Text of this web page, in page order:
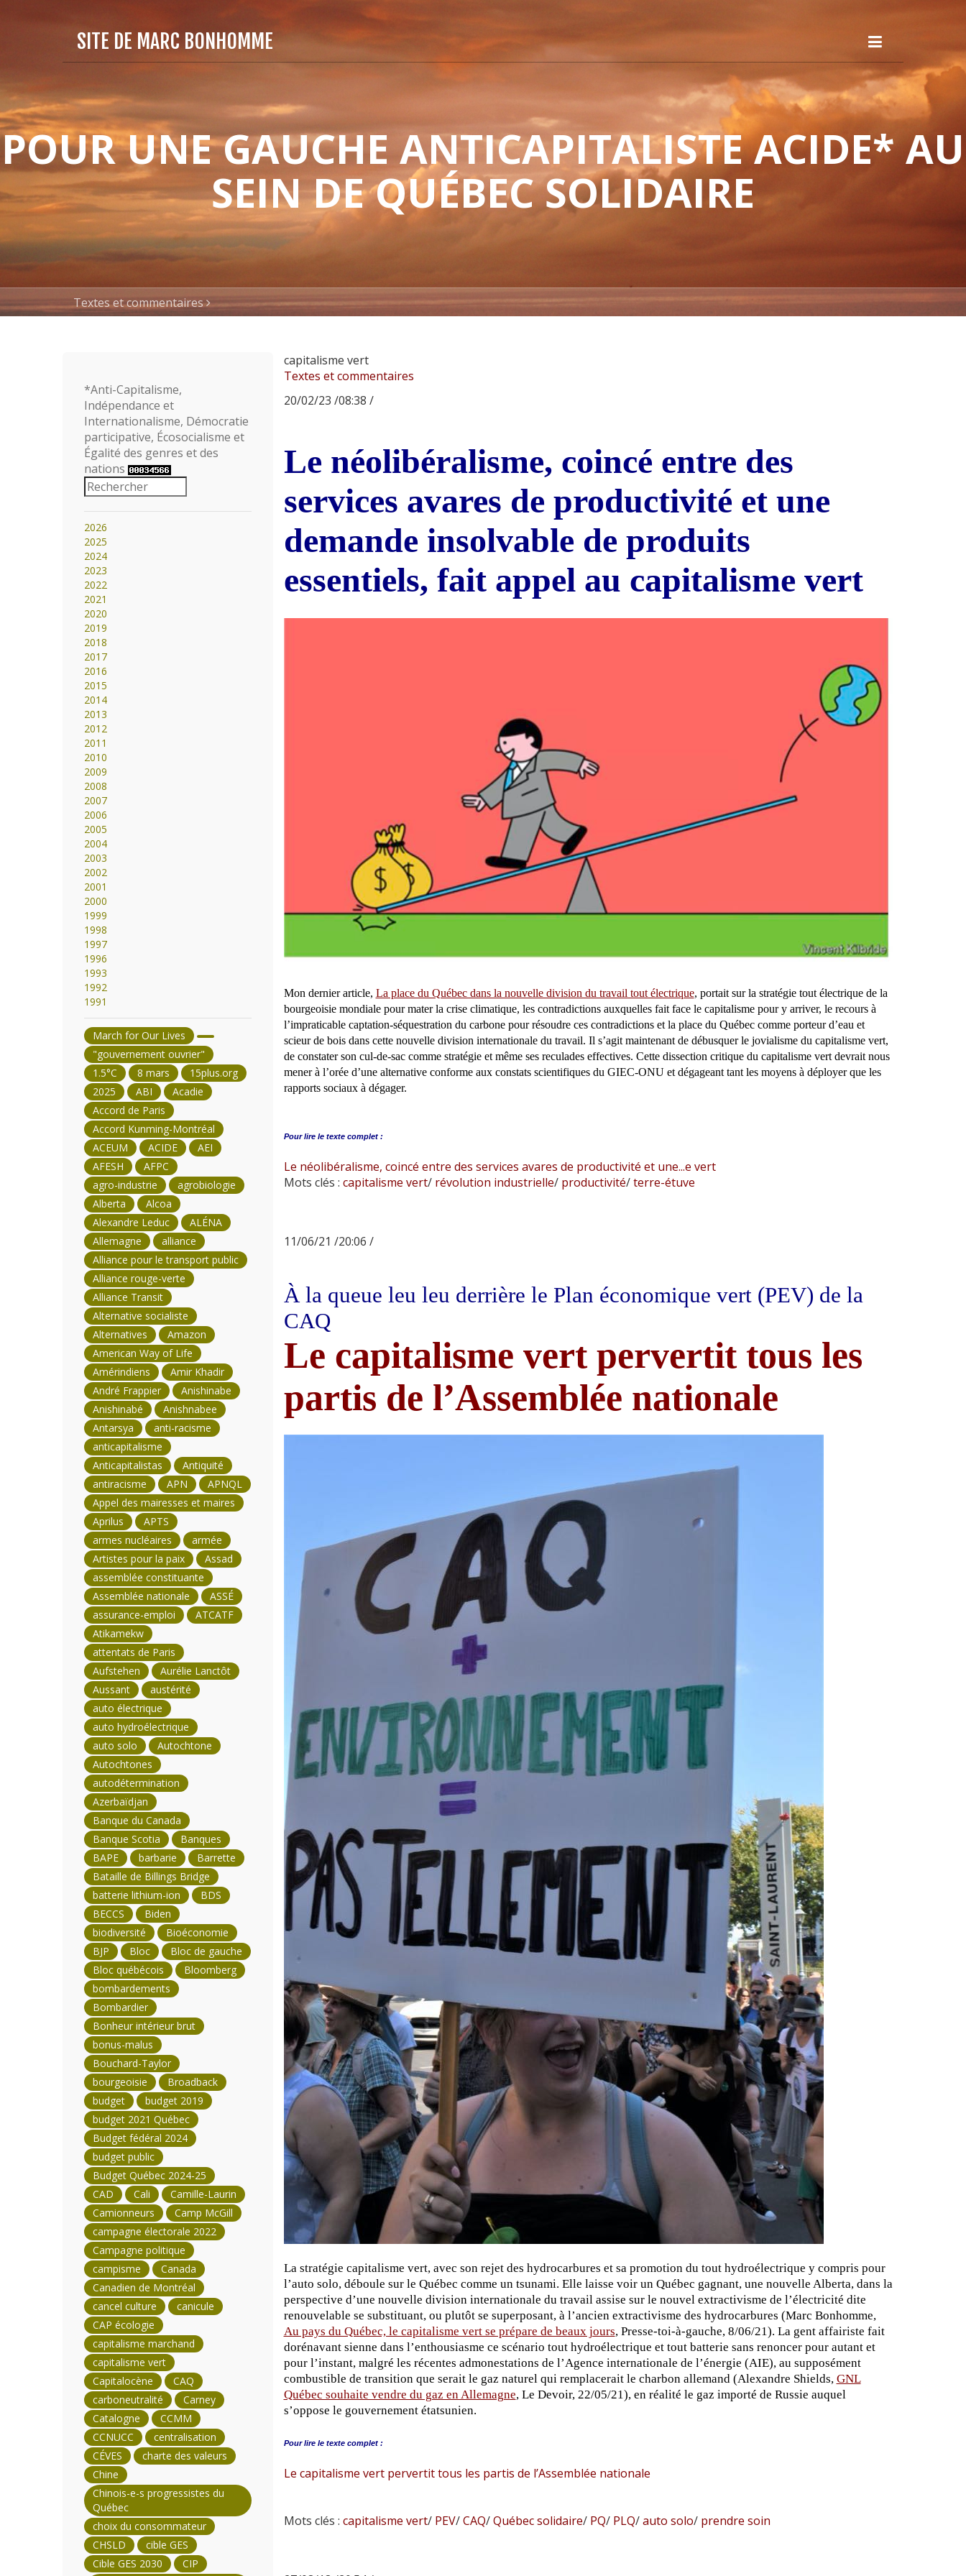
SITE DE MARC BONHOMME
POUR UNE GAUCHE ANTICAPITALISTE ACIDE* AU
SEIN DE QUÉBEC SOLIDAIRE
Textes et commentaires
capitalisme vert
Textes et commentaires
20/02/23 /08:38 /
Le néolibéralisme, coincé entre des
services avares de productivité et une
demande insolvable de produits
essentiels, fait appel au capitalisme vert
Mon dernier article, La place du Québec dans la nouvelle division du travail tout électrique, portait sur la stratégie tout électrique de la
bourgeoisie mondiale pour mater la crise climatique, les contradictions auxquelles fait face le capitalisme pour y arriver, le recours à
l’impraticable captation-séquestration du carbone pour résoudre ces contradictions et la place du Québec comme porteur d’eau et
scieur de bois dans cette nouvelle division internationale du travail. Il s’agit maintenant de débusquer le jovialisme du capitalisme vert,
de constater son cul-de-sac comme stratégie et même ses reculades effectives. Cette dissection critique du capitalisme vert devrait nous
mener à l’orée d’une alternative conforme aux constats scientifiques du GIEC-ONU et dégageant tant les moyens à déployer que les
rapports sociaux à dégager.
Pour lire le texte complet :
Le néolibéralisme, coincé entre des services avares de productivité et une...e vert
Mots clés : capitalisme vert/révolution industrielle/productivité/terre-étuve
11/06/21 /20:06 /
À la queue leu leu derrière le Plan économique vert (PEV) de la
CAQ
Le capitalisme vert pervertit tous les
partis de l’Assemblée nationale
La stratégie capitalisme vert, avec son rejet des hydrocarbures et sa promotion du tout hydroélectrique y compris pour
l’auto solo, déboule sur le Québec comme un tsunami. Elle laisse voir un Québec gagnant, une nouvelle Alberta, dans la
perspective d’une nouvelle division internationale du travail assise sur le nouvel extractivisme de l’électricité dite
renouvelable se substituant, ou plutôt se superposant, à l’ancien extractivisme des hydrocarbures (Marc Bonhomme,
Au pays du Québec, le capitalisme vert se prépare de beaux jours, Presse-toi-à-gauche, 8/06/21). La gent affairiste fait
dorénavant sienne dans l’enthousiasme ce scénario tout hydroélectrique et tout batterie sans renoncer pour autant et
pour l’instant, malgré les récentes admonestations de l’Agence internationale de l’énergie (AIE), au supposément
combustible de transition que serait le gaz naturel qui remplacerait le charbon allemand (Alexandre Shields, GNL
Québec souhaite vendre du gaz en Allemagne, Le Devoir, 22/05/21), en réalité le gaz importé de Russie auquel
s’oppose le gouvernement étatsunien.
Pour lire le texte complet :
Le capitalisme vert pervertit tous les partis de l’Assemblée nationale
Mots clés : capitalisme vert/PEV/CAQ/Québec solidaire/PQ/PLQ/auto solo/prendre soin
*Anti-Capitalisme,
Indépendance et
Internationalisme, Démocratie
participative, Écosocialisme et
Égalité des genres et des
nations
2026
2025
2024
2023
2022
2021
2020
2019
2018
2017
2016
2015
2014
2013
2012
2011
2010
2009
2008
2007
2006
2005
2004
2003
2002
2001
2000
1999
1998
1997
1996
1993
1992
1991
March for Our Lives
"gouvernement ouvrier"
1.5°C
8 mars
15plus.org
2025
ABI
Acadie
Accord de Paris
Accord Kunming-Montréal
ACEUM
ACIDE
AEI
AFESH
AFPC
agro-industrie
agrobiologie
Alberta
Alcoa
Alexandre Leduc
ALÉNA
Allemagne
alliance
Alliance pour le transport public
Alliance rouge-verte
Alliance Transit
Alternative socialiste
Alternatives
Amazon
American Way of Life
Amérindiens
Amir Khadir
André Frappier
Anishinabe
Anishinabé
Anishnabee
Antarsya
anti-racisme
anticapitalisme
Anticapitalistas
Antiquité
antiracisme
APN
APNQL
Appel des mairesses et maires
Aprilus
APTS
armes nucléaires
armée
Artistes pour la paix
Assad
assemblée constituante
Assemblée nationale
ASSÉ
assurance-emploi
ATCATF
Atikamekw
attentats de Paris
Aufstehen
Aurélie Lanctôt
Aussant
austérité
auto électrique
auto hydroélectrique
auto solo
Autochtone
Autochtones
autodétermination
Azerbaïdjan
Banque du Canada
Banque Scotia
Banques
BAPE
barbarie
Barrette
Bataille de Billings Bridge
batterie lithium-ion
BDS
BECCS
Biden
biodiversité
Bioéconomie
BJP
Bloc
Bloc de gauche
Bloc québécois
Bloomberg
bombardements
Bombardier
Bonheur intérieur brut
bonus-malus
Bouchard-Taylor
bourgeoisie
Broadback
budget
budget 2019
budget 2021 Québec
Budget fédéral 2024
budget public
Budget Québec 2024-25
CAD
Cali
Camille-Laurin
Camionneurs
Camp McGill
campagne électorale 2022
Campagne politique
campisme
Canada
Canadien de Montréal
cancel culture
canicule
CAP écologie
capitalisme marchand
capitalisme vert
Capitalocène
CAQ
carboneutralité
Carney
Catalogne
CCMM
CCNUCC
centralisation
CÉVES
charte des valeurs
Chine
Chinois-e-s progressistes du
Québec
choix du consommateur
CHSLD
cible GES
Cible GES 2030
CIP